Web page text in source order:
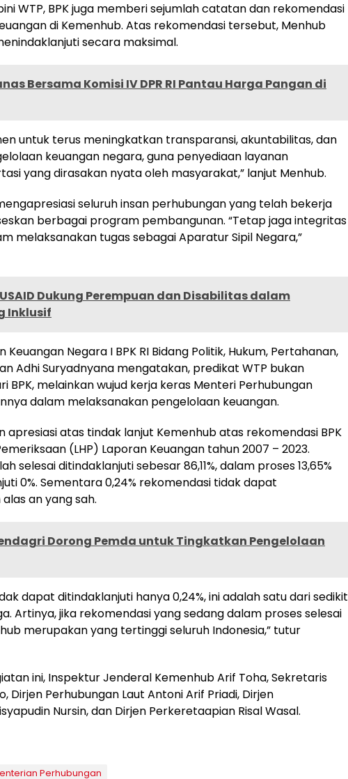
WTP, BPK juga memberi sejumlah catatan dan rekomendasi
di Kemenhub. Atas rekomendasi tersebut, Menhub
secara maksimal.
Bersama Komisi IV DPR RI Pantau Harga Pangan di
untuk terus meningkatkan transparansi, akuntabilitas, dan
keuangan negara, guna penyediaan layanan
yang dirasakan nyata oleh masyarakat,” lanjut Menhub.
seluruh insan perhubungan yang telah bekerja
berbagai program pembangunan. “Tetap jaga integritas
melaksanakan tugas sebagai Aparatur Sipil Negara,”
Dukung Perempuan dan Disabilitas dalam
Inklusif
Keuangan Negara I BPK RI Bidang Politik, Hukum, Pertahanan,
Adhi Suryadnyana mengatakan, predikat WTP bukan
BPK, melainkan wujud kerja keras Menteri Perhubungan
dalam melaksanakan pengelolaan keuangan.
apresiasi atas tindak lanjut Kemenhub atas rekomendasi BPK
(LHP) Laporan Keuangan tahun 2007 – 2023.
selesai ditindaklanjuti sebesar 86,11%, dalam proses 13,65%
0%. Sementara 0,24% rekomendasi tidak dapat
an yang sah.
Dorong Pemda untuk Tingkatkan Pengelolaan
dapat ditindaklanjuti hanya 0,24%, ini adalah satu dari sedikit
Artinya, jika rekomendasi yang sedang dalam proses selesai
merupakan yang tertinggi seluruh Indonesia,” tutur
ini, Inspektur Jenderal Kemenhub Arif Toha, Sekretaris
Dirjen Perhubungan Laut Antoni Arif Priadi, Dirjen
Nursin, dan Dirjen Perkeretaapian Risal Wasal.
Perhubungan